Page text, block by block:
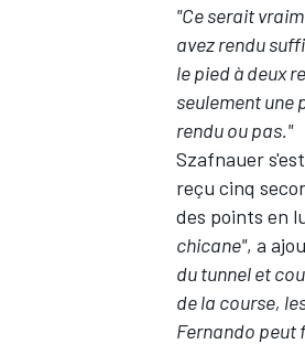
"Ce serait
avez rendu
le pied à deux
seulement une
rendu ou pas."
Szafnauer
reçu cinq
des points en
chicane", a
du tunnel et
de la course,
Fernando peut